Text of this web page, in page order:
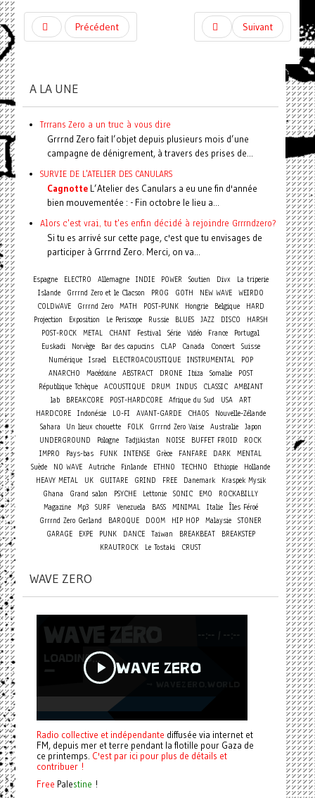
Précédent Suivant
A LA UNE
Trrrans Zero a un truc à vous dire
Grrrnd Zero fait l’objet depuis plusieurs mois d’une
campagne de dénigrement, à travers des prises de...
SURVIE DE L'ATELIER DES CANULARS
CagnotteL’Atelier des Canulars a eu une fin d'année
bien mouvementée : - Fin octobre le lieu a...
Alors c'est vrai, tu t'es enfin décidé à rejoindre Grrrndzero?
Si tu es arrivé sur cette page, c'est que tu envisages de
participer à Grrrnd Zero. Merci, on va...
Espagne ELECTRO Allemagne INDIE POWER Soutien Divx
La triperie
Islande
Grrrnd Zero et le Clacson PROG GOTH NEW WAVE
WEIRDO
COLDWAVE
Grrrnd Zero MATH POST-PUNK Hongrie Belgique
HARD
Projection
Exposition Le Periscope Russie BLUES JAZZ DISCO
HARSH
POST-ROCK METAL CHANT Festival Série Vidéo France
Portugal
Euskadi
Norvège Bar des capucins CLAP Canada Concert
Suisse
Numérique
Israel ELECTROACOUSTIQUE INSTRUMENTAL
POP
ANARCHO
Macédoine ABSTRACT DRONE Ibiza Somalie
POST
République Tchèque
ACOUSTIQUE DRUM INDUS CLASSIC
AMBIANT
lab
BREAKCORE POST-HARDCORE Afrique du Sud USA
ART
HARDCORE
Indonésie LO-FI AVANT-GARDE CHAOS
Nouvelle-Zélande
Sahara
Un lieux chouette FOLK Grrrnd Zero Vaise Australie
Japon
UNDERGROUND
Pologne Tadjikistan NOISE BUFFET FROID
ROCK
IMPRO
Pays-bas FUNK INTENSE Grèce FANFARE DARK MENTAL
Suède
NO WAVE Autriche Finlande ETHNO TECHNO Ethiopie
Hollande
HEAVY METAL
UK GUITARE GRIND FREE Danemark
Kraspek Mysik
Ghana
Grand salon PSYCHE Lettonie SONIC EMO
ROCKABILLY
Magazine
Mp3 SURF Venezuela BASS MINIMAL Italie
Îles Féroé
Grrrnd Zero Gerland
BAROQUE DOOM HIP HOP Malaysie STONER
GARAGE
EXPE PUNK DANCE Taiwan BREAKBEAT
BREAKSTEP
KRAUTROCK
Le Tostaki CRUST
WAVE ZERO
Radio collective et indépendante diffusée via internet et
FM, depuis mer et terre pendant la flotille pour Gaza de
ce printemps. C'est par ici pour plus de détails et
contribuer !
Free Palestine !